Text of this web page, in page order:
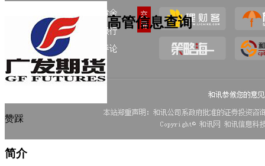
赞踩
简介
高管信息查询